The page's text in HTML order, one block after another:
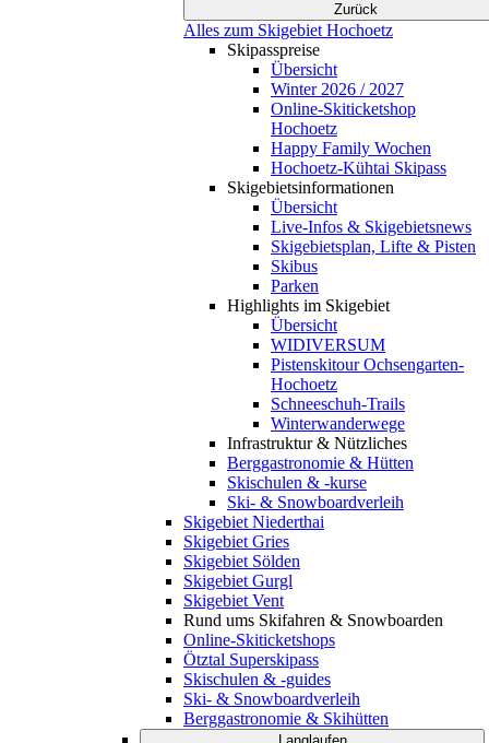
Zurück
Alles zum Skigebiet Hochoetz
Skipasspreise
Übersicht
Winter 2026 / 2027
Online-Skiticketshop
Hochoetz
Happy Family Wochen
Hochoetz-Kühtai Skipass
Skigebietsinformationen
Übersicht
Live-Infos & Skigebietsnews
Skigebietsplan, Lifte & Pisten
Skibus
Parken
Highlights im Skigebiet
Übersicht
WIDIVERSUM
Pistenskitour Ochsengarten-
Hochoetz
Schneeschuh-Trails
Winterwanderwege
Infrastruktur & Nützliches
Berggastronomie & Hütten
Skischulen & -kurse
Ski- & Snowboardverleih
Skigebiet Niederthai
Skigebiet Gries
Skigebiet Sölden
Skigebiet Gurgl
Skigebiet Vent
Rund ums Skifahren & Snowboarden
Online-Skiticketshops
Ötztal Superskipass
Skischulen & -guides
Ski- & Snowboardverleih
Berggastronomie & Skihütten